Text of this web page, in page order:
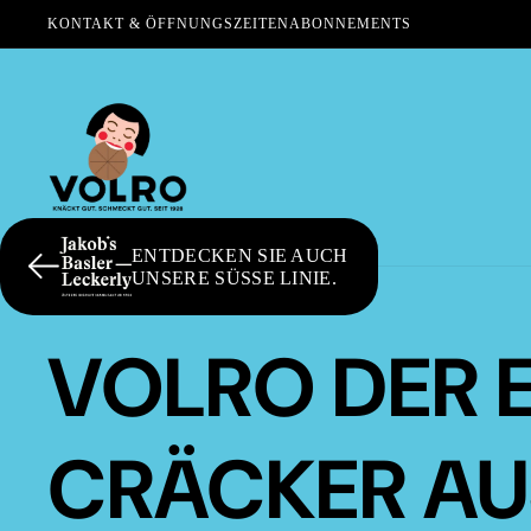
KONTAKT & ÖFFNUNGSZEITENABONNEMENTS
ENTDECKEN SIE AUCH
UNSERE SÜSSE LINIE.
VOLRO DER
CRÄCKER